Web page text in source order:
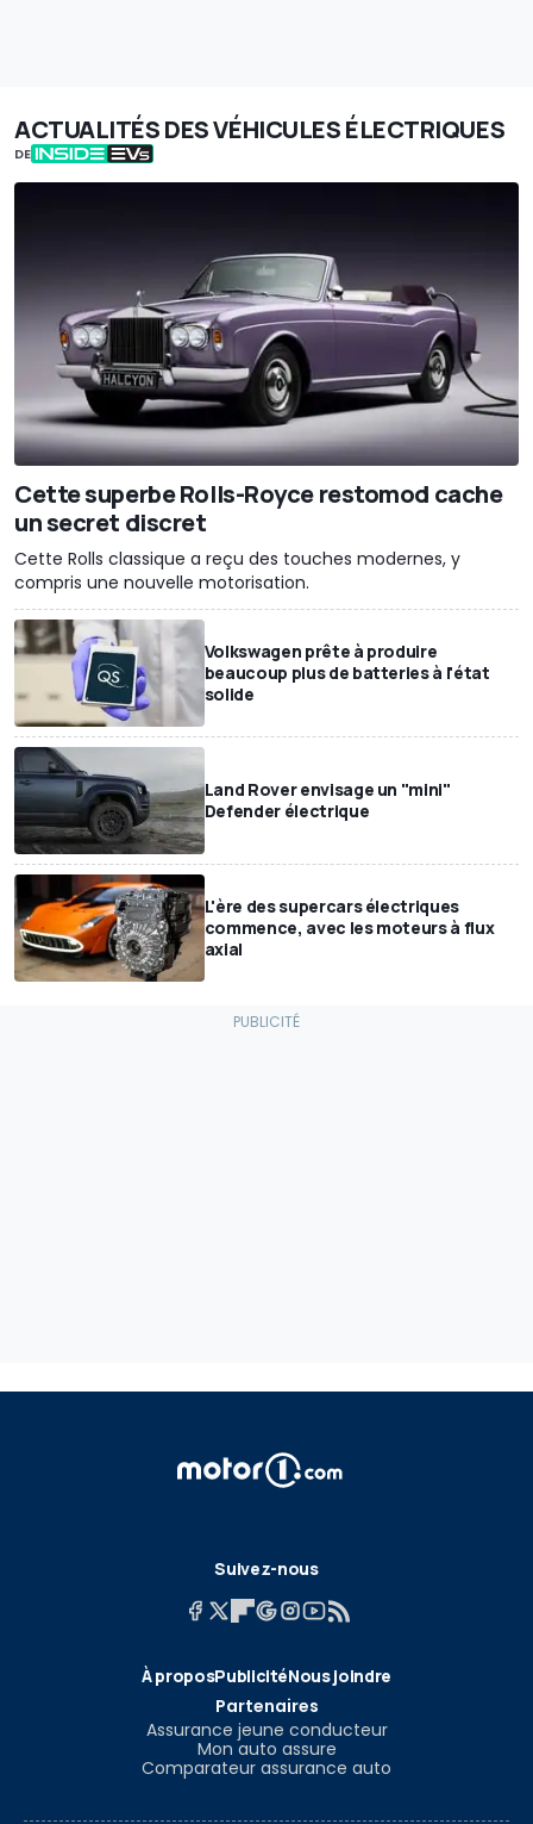
ACTUALITÉS DES VÉHICULES ÉLECTRIQUES
DE
Cette superbe Rolls-Royce restomod cache
un secret discret
Cette Rolls classique a reçu des touches modernes, y
compris une nouvelle motorisation.
Volkswagen prête à produire
beaucoup plus de batteries à l'état
solide
Land Rover envisage un "mini"
Defender électrique
L'ère des supercars électriques
commence, avec les moteurs à flux
axial
Suivez-nous
À proposPublicitéNous joindre
Partenaires
Assurance jeune conducteur
Mon auto assure
Comparateur assurance auto